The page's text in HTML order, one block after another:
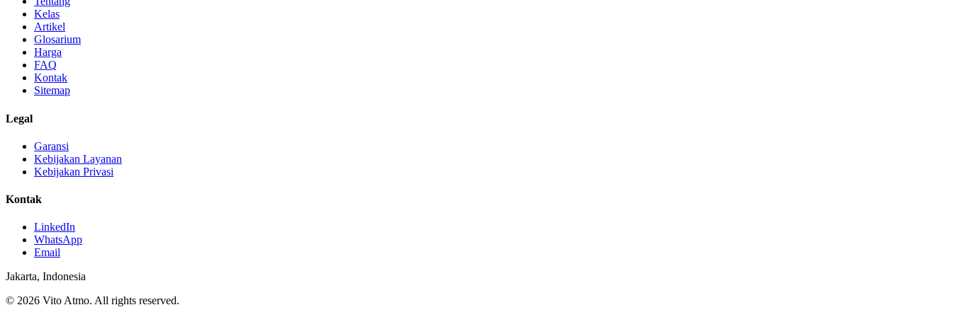
Kelas
Artikel
Glosarium
Harga
FAQ
Kontak
Sitemap
Legal
Garansi
Kebijakan Layanan
Kebijakan Privasi
Kontak
LinkedIn
WhatsApp
Email
Jakarta, Indonesia
© 2026 Vito Atmo. All rights reserved.